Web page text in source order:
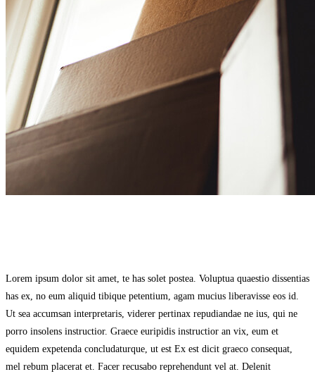
Lorem ipsum dolor sit amet, te has solet postea. Voluptua quaestio dissentias
has ex, no eum aliquid tibique petentium, agam mucius liberavisse eos id.
Ut sea accumsan interpretaris, viderer pertinax repudiandae ne ius, qui ne
porro insolens instructior. Graece euripidis instructior an vix, eum et
equidem expetenda concludaturque, ut est Ex est dicit graeco consequat,
mel rebum placerat et. Facer recusabo reprehendunt vel at. Delenit